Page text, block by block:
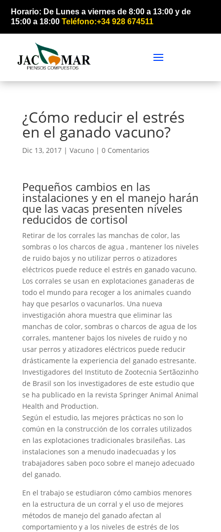
Horario: De Lunes a viernes de 8:00 a 13:00 y de
15:00 a 18:00Teléfono:+34 928 674511
¿Cómo reducir el estrés
en el ganado vacuno?
Dic 13, 2017 | Vacuno| 0 Comentarios
Pequeños cambios en las
instalaciones y en el manejo harán
que las vacas presenten niveles
reducidos de cortisol
Retirar de los corrales las manchas de color, las
sombras o los charcos de agua , mantener los niveles
de ruido bajos y no utilizar perros o atizadores
eléctricos puede reduce el estrés en ganado vacuno.
Los corrales se usan en explotaciones ganaderas de
todo el mundo para recoger a los animales cuando
hay que pesarlos o vacunarlos. Una nueva
investigación ahora muestra que eliminar las
manchas de color, sombras o charcos de agua de los
corrales, mantener bajos los niveles de ruido y no
usar perros y atizadores eléctricos puede reducir
drásticamente la experiencia del ganado estresante.
Investigadores del Instituto de Zootecnia Sertãozinho
de Brasil son los investigadores de este estudio que
se ha publicado en la revista Springer Animal Animal
Health and Production.
Según el estudio, las mejores prácticas no son lo
común en la construcción de los corrales utilizados
en las explotaciones tradicionales brasileñas. Las
instalaciones son a menudo inadecuadas y los
trabajadores saben poco sobre el manejo adecuado
del ganado.
En el trabajo se estudiaron cómo cambios menores
en la estructura de un corral y el uso de mejores
métodos de manejo del ganado afectan al
comportamiento y a los niveles de estrés de los